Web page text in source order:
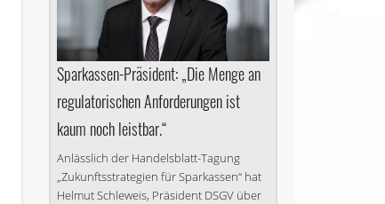
Sparkassen-Präsident: „Die Menge an
regulatorischen Anforderungen ist
kaum noch leistbar.“
Anlässlich der Handelsblatt-Tagung
„Zukunftsstrategien für Sparkassen“ hat
Helmut Schleweis, Präsident DSGV über